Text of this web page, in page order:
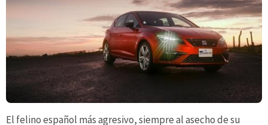
El felino español más agresivo, siempre al asecho de su